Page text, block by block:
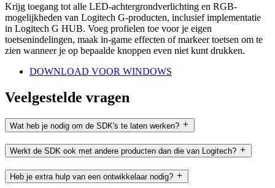
Krijg toegang tot alle LED-achtergrondverlichting en RGB-
mogelijkheden van Logitech G-producten, inclusief implementatie
in Logitech G HUB. Voeg profielen toe voor je eigen
toetsenindelingen, maak in-game effecten of markeer toetsen om te
zien wanneer je op bepaalde knoppen even niet kunt drukken.
DOWNLOAD VOOR WINDOWS
Veelgestelde vragen
Wat heb je nodig om de SDK's te laten werken?
Werkt de SDK ook met andere producten dan die van Logitech?
Heb je extra hulp van een ontwikkelaar nodig?